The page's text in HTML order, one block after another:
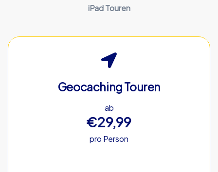
iPad Touren
Geocaching Touren
ab
€29,99
pro Person